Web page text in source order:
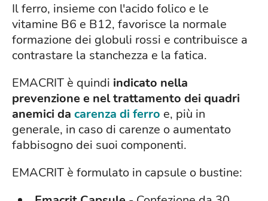
Il ferro, insieme con l'acido folico e le
vitamine B6 e B12, favorisce la normale
formazione dei globuli rossi e contribuisce a
contrastare la stanchezza e la fatica.
EMACRIT è quindi indicato nella
prevenzione e nel trattamento dei quadri
anemici da carenza di ferro e, più in
generale, in caso di carenze o aumentato
fabbisogno dei suoi componenti.
EMACRIT è formulato in capsule o bustine: